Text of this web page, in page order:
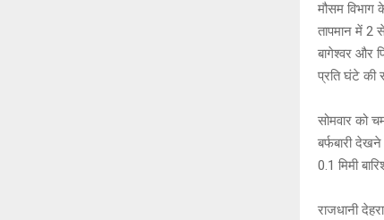
मौसम विभाग
तापमान में 2
बागेश्वर और
प्रति घंटे की
सोमवार को
बर्फबारी
0.1 मिमी
राजधानी